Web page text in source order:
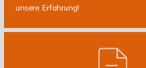
unsere Erfahrung!